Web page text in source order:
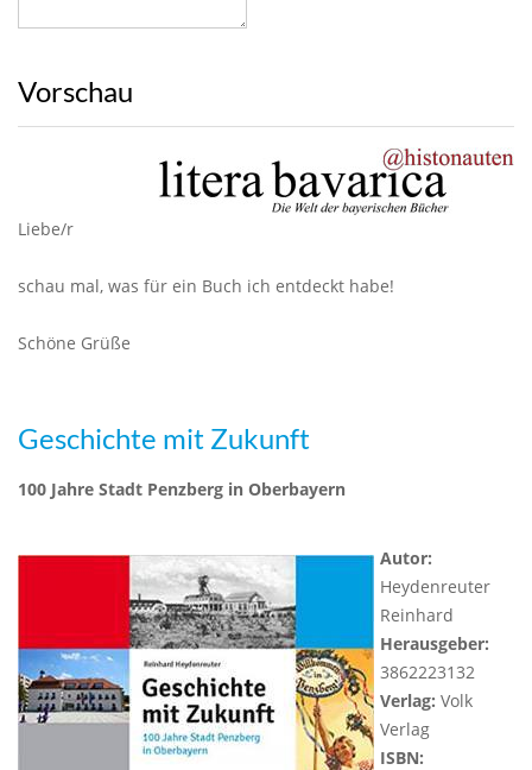
Vorschau
Liebe/r
schau mal, was für ein Buch ich entdeckt habe!
Schöne Grüße
Geschichte mit Zukunft
100 Jahre Stadt Penzberg in Oberbayern
Autor:
Heydenreuter
Reinhard
Herausgeber:
3862223132
Verlag: Volk
Verlag
ISBN: